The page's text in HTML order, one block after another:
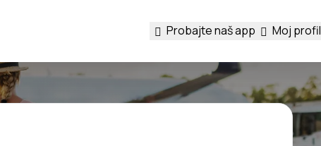
Probajte naš app Moj profil